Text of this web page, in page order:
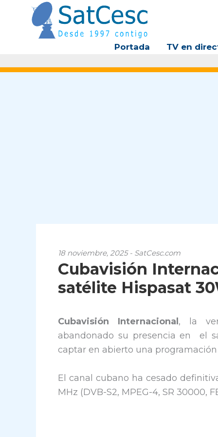
contenido
Portada TV en
18 noviembre, 2025 - SatCesc.com
Cubavisión
satélite Hispasat
Cubavisión Internacional , la
abandonado su presencia en el
captar en abierto una
El canal cubano ha cesado
MHz (DVB-S2, MPEG-4, SR 30000,